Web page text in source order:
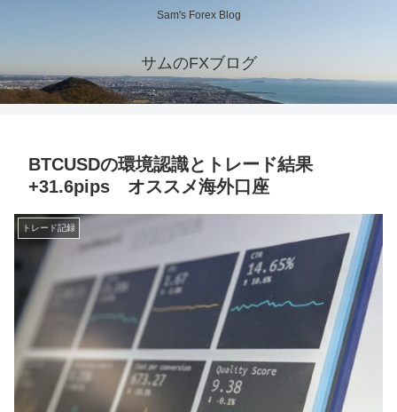
Sam's Forex Blog
サムのFXブログ
BTCUSDの環境認識とトレード結果
+31.6pips オススメ海外口座
トレード記録